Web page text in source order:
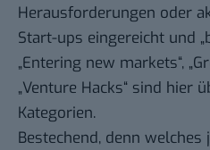
Herausforderungen oder
Start-ups eingereicht und
„Entering new markets“,
„Venture Hacks“ sind hier
Kategorien.
Bestechend, denn